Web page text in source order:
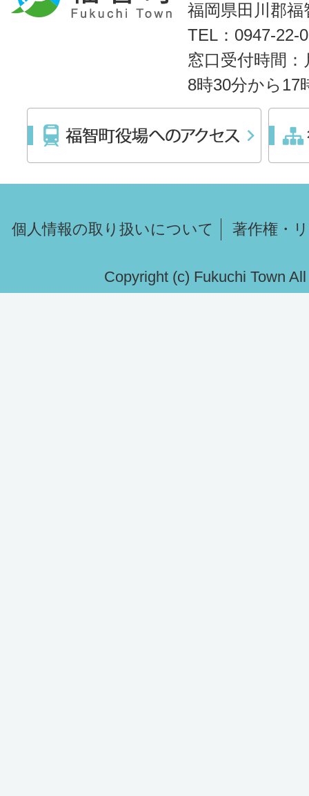
福岡県田川郡福
TEL：0947-22-
窓口受付時間
8時30分から17
個人情報の取り扱いについて 著作権・
Copyright (c) Fukuchi Town